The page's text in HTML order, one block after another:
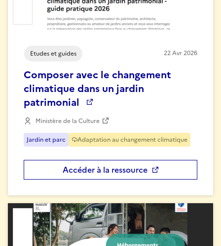
Etudes et guides 22Avr2026
Composer avec le changement
climatique dans un jardin
patrimonial
Ministère de la Culture
Jardin et parc Adaptation au changement climatique
Accéder à la ressource